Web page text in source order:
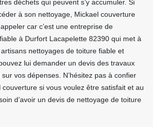
déchets qui peuvent s’y accumuler. Si
à son nettoyage, Mickael couverture
car c’est une entreprise de
à Durfort Lacapelette 82390 qui met à
nettoyages de toiture fiable et
lui demander un devis des travaux
vos dépenses. N’hésitez pas à confier
si vous voulez être satisfait et au
d’avoir un devis de nettoyage de toiture